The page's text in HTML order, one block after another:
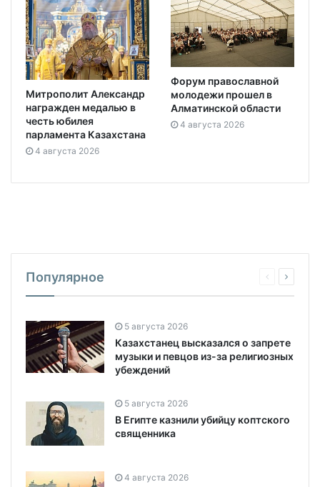
Митрополит Александр
награжден медалью в
честь юбилея
парламента Казахстана
4 августа 2026
Форум православной
молодежи прошел в
Алматинской области
4 августа 2026
Популярное
5 августа 2026
Казахстанец высказался о запрете
музыки и певцов из-за религиозных
убеждений
5 августа 2026
В Египте казнили убийцу коптского
священника
4 августа 2026